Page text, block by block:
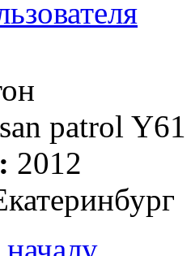
patrol
2012